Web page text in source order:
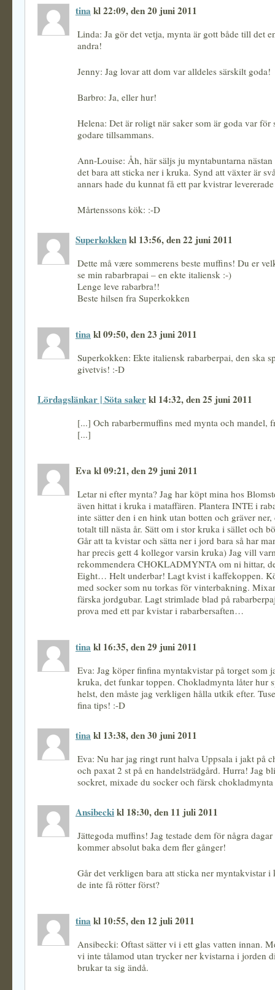
tina kl 22:09, den 20 juni 2011
Linda: Ja gör det vetja, mynta är gott både till det
andra!
Jenny: Jag lovar att dom var alldeles särskilt goda!
Barbro: Ja, eller hur!
Helena: Det är roligt när saker som är goda var för
godare tillsammans.
Ann-Louise: Åh, här säljs ju myntabuntarna nästan
det bara att sticka ner i kruka. Synd att växter är
annars hade du kunnat få ett par kvistrar
Mårtenssons kök: :-D
Superkokkenkl 13:56, den 22 juni 2011
Dette må være sommerens beste muffins! Du er
se min rabarbrapai – en ekte italiensk :-)
Lenge leve rabarbra!!
Beste hilsen fra Superkokken
tina kl 09:50, den 23 juni 2011
Superkokken: Ekte italiensk rabarberpai, den ska
givetvis! :-D
Lördagslänkar | Söta sakerkl 14:32, den 25 juni 2011
[...] Och rabarbermuffins med mynta och mandel,
[...]
Eva kl 09:21, den 29 juni 2011
Letar ni efter mynta? Jag har köpt mina hos
även hittat i kruka i mataffären. Plantera INTE i
inte sätter den i en hink utan botten och gräver ner,
totalt till nästa år. Sätt om i stor kruka i sället och
Går att ta kvistar och sätta ner i jord bara så har
har precis gett 4 kollegor varsin kruka) Jag vill
rekommendera CHOKLADMYNTA om ni hittar,
Eight… Helt underbar! Lagt kvist i kaffekoppen.
med socker som nu torkas för vinterbakning.
färska jordgubar. Lagt strimlade blad på
prova med ett par kvistar i rabarbersaften…
tina kl 16:35, den 29 juni 2011
Eva: Jag köper finfina myntakvistar på torget som
kruka, det funkar toppen. Chokladmynta låter hur
helst, den måste jag verkligen hålla utkik efter.
fina tips! :-D
tina kl 13:38, den 30 juni 2011
Eva: Nu har jag ringt runt halva Uppsala i jakt på
och paxat 2 st på en handelsträdgård. Hurra! Jag
sockret, mixade du socker och färsk
Ansibeckikl 18:30, den 11 juli 2011
Jättegoda muffins! Jag testade dem för några
kommer absolut baka dem fler gånger!
Går det verkligen bara att sticka ner myntakvistar i
de inte få rötter först?
tina kl 10:55, den 12 juli 2011
Ansibecki: Oftast sätter vi i ett glas vatten innan.
vi inte tålamod utan trycker ner kvistarna i jorden
brukar ta sig ändå.